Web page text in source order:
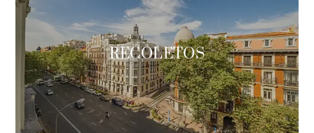
RECOLETOS